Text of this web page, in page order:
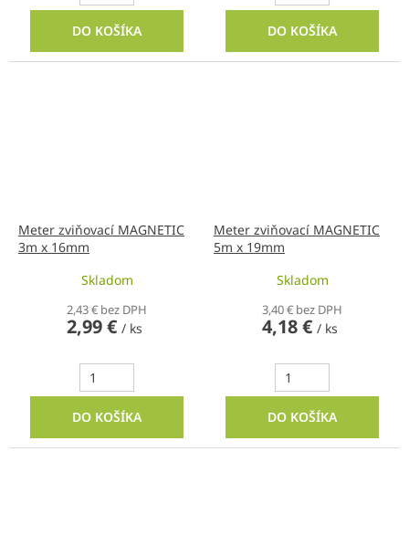
DO KOŠÍKA DO KOŠÍKA
Meter zviňovací MAGNETIC
3m x 16mm
Skladom
2,43 € bez DPH
2,99 € / ks
DO KOŠÍKA
Meter zviňovací MAGNETIC
5m x 19mm
Skladom
3,40 € bez DPH
4,18 € / ks
DO KOŠÍKA